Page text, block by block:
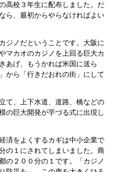
高校３年生に配布しました。だ
ら、最初からやらなければよい
ジノだということです。大阪に
マカオのカジノを上回る巨大カ
あげ、もうかれば米国に送ら
から「行きだおれの街」にして
て、上下水道、道路、橋などの
の巨大開発が芋づる式に出現し
済をよくするカギは中小企業で
の１にされてしまいました。商
の２００分の１です。「カジノ